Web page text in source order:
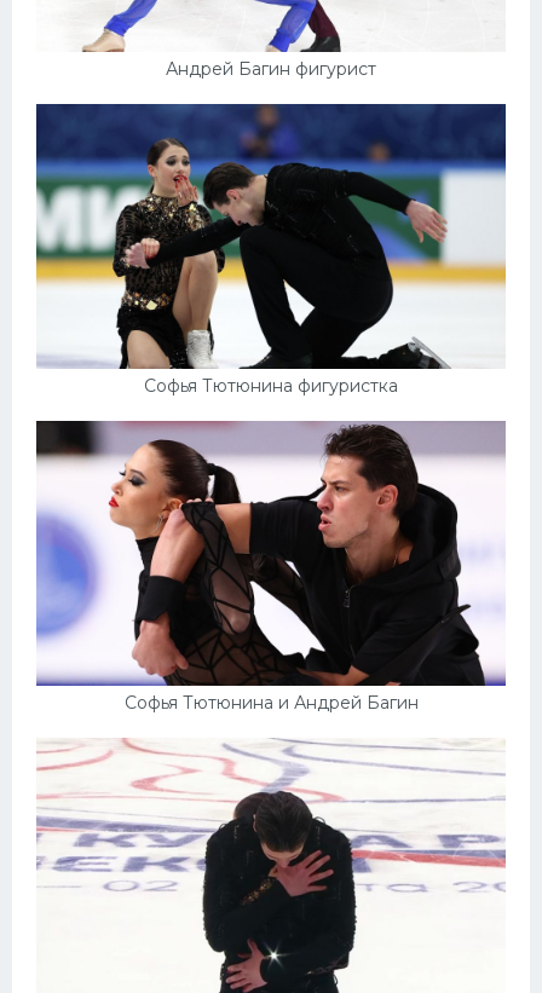
Андрей Багин фигурист
Софья Тютюнина фигуристка
Софья Тютюнина и Андрей Багин